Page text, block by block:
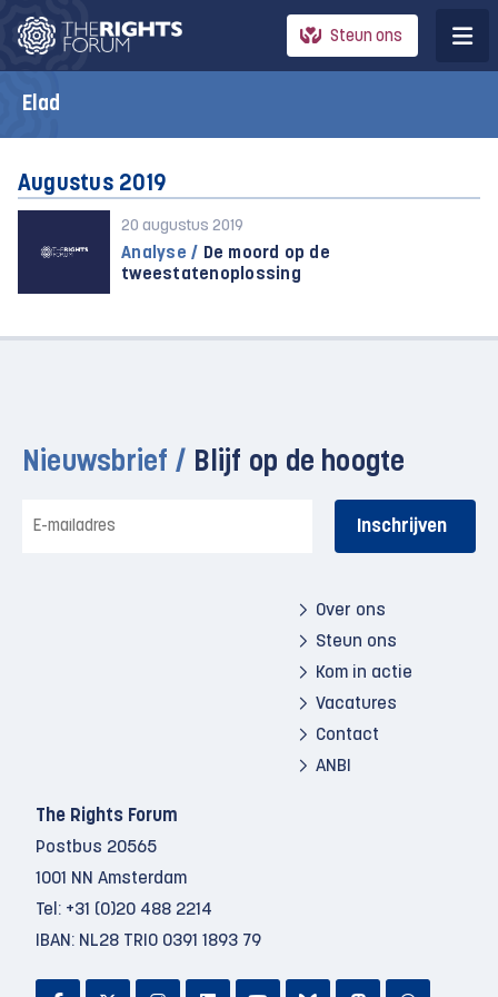
Steun ons
Elad
Augustus 2019
20 augustus 2019
Analyse / De moord op de
tweestatenoplossing
Nieuwsbrief / Blijf op de hoogte
mailadres
Over ons
Steun ons
Kom in actie
Vacatures
Contact
ANBI
The Rights Forum
Postbus 20565
1001 NN Amsterdam
Tel: +31 (0)20 488 2214
IBAN: NL28 TRIO 0391 1893 79